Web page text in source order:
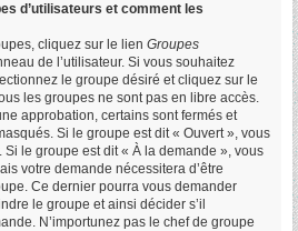
d’utilisateurs et comment les
cliquez sur le lien Groupes
de l’utilisateur. Si vous souhaitez
le groupe désiré et cliquez sur le
les groupes ne sont pas en libre accès.
approbation, certains sont fermés et
Si le groupe est dit « Ouvert », vous
le groupe est dit « À la demande », vous
votre demande nécessitera d’être
Ce dernier pourra vous demander
le groupe et ainsi décider s’il
N’importunez pas le chef de groupe